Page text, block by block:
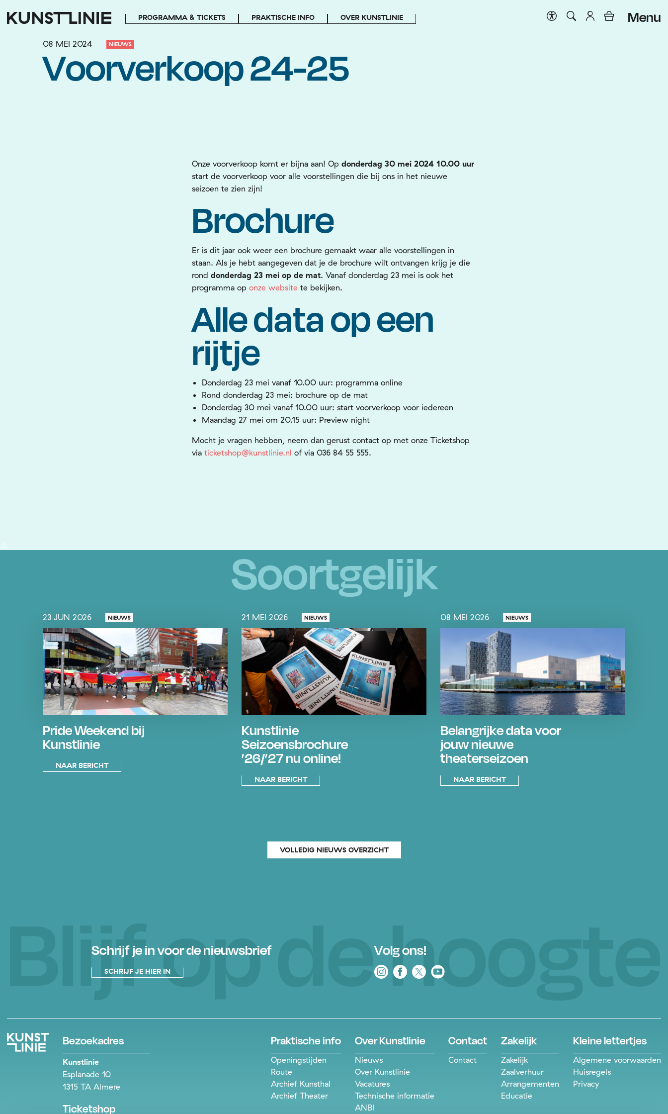
PROGRAMMA & TICKETS PRAKTISCHE INFO OVER KUNSTLINIE Menu
08 MEI 2024 NIEUWS
Voorverkoop 24-25
Onze voorverkoop komt er bijna aan! Op donderdag 30 mei 2024 10.00 uur
start de voorverkoop voor alle voorstellingen die bij ons in het nieuwe
seizoen te zien zijn!
Brochure
Er is dit jaar ook weer een brochure gemaakt waar alle voorstellingen in
staan. Als je hebt aangegeven dat je de brochure wilt ontvangen krijg je die
rond donderdag 23 mei op de mat. Vanaf donderdag 23 mei is ook het
programma op onze website te bekijken.
Alle data op een
rijtje
Donderdag 23 mei vanaf 10.00 uur: programma online
Rond donderdag 23 mei: brochure op de mat
Donderdag 30 mei vanaf 10.00 uur: start voorverkoop voor iedereen
Maandag 27 mei om 20.15 uur: Preview night
Mocht je vragen hebben, neem dan gerust contact op met onze Ticketshop
via ticketshop@kunstlinie.nl of via 036 84 55 555.
Soortgelijk
23 JUN 2026 NIEUWS
Pride Weekend bij
Kunstlinie
NAAR BERICHT
21 MEI 2026 NIEUWS
Kunstlinie
Seizoensbrochure
’26/’27 nu online!
NAAR BERICHT
08 MEI 2026 NIEUWS
Belangrijke data voor
jouw nieuwe
theaterseizoen
NAAR BERICHT
VOLLEDIG NIEUWS OVERZICHT
Blijf op de hoogte
Schrijf je in voor de nieuwsbrief
SCHRIJF JE HIER IN
Volg ons!
Bezoekadres
Kunstlinie
Esplanade 10
1315 TA Almere
Ticketshop
Praktische info
Openingstijden
Route
Archief Kunsthal
Archief Theater
Over Kunstlinie
Nieuws
Over Kunstlinie
Vacatures
Technische informatie
ANBI
Contact
Contact
Zakelijk
Zakelijk
Zaalverhuur
Arrangementen
Educatie
Kleine lettertjes
Algemene voorwaarden
Huisregels
Privacy